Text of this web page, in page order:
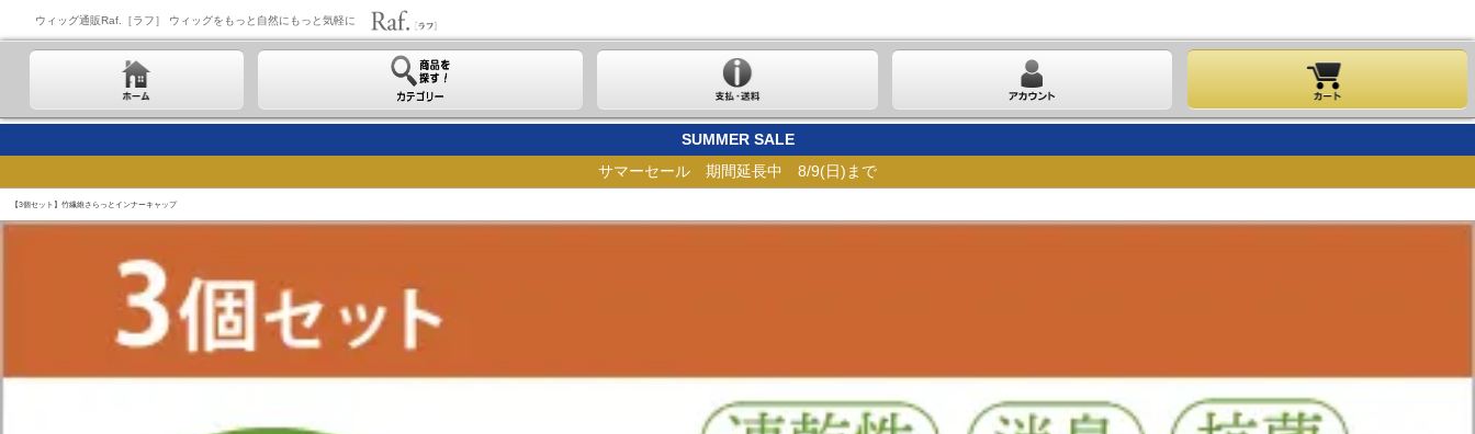
ウィッグ通販Raf.［ラフ］ ウィッグをもっと自然にもっと気軽に
SUMMER SALE
サマーセール 期間延長中 8/9(日)まで
【3個セット】竹繊維さらっとインナーキャップ